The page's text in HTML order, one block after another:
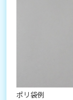
ポリ袋例